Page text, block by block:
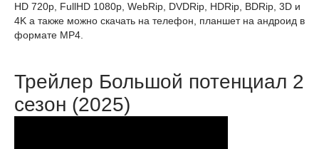
HD 720p, FullHD 1080p, WebRip, DVDRip, HDRip, BDRip, 3D и
4K а также можно скачать на телефон, планшет на андроид в
формате MP4.
Трейлер Большой потенциал 2
сезон (2025)